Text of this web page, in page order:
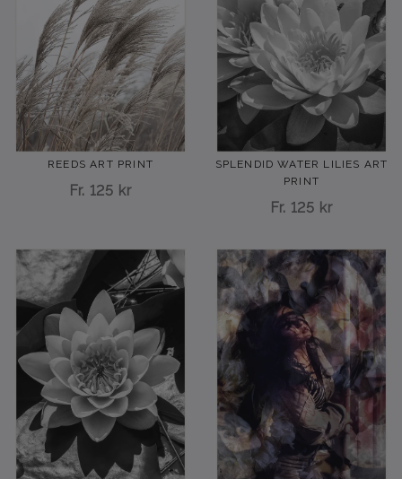
REEDS ART PRINT
Fr. 125 kr
SPLENDID WATER LILIES ART
PRINT
Fr. 125 kr